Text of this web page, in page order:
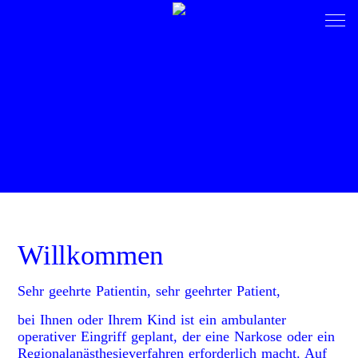
Willkommen
Sehr geehrte Patientin, sehr geehrter Patient,
bei Ihnen oder Ihrem Kind ist ein ambulanter
operativer Eingriff geplant, der eine Narkose oder ein
Regionalanästhesieverfahren erforderlich macht. Auf